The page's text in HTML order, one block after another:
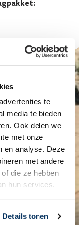
te
media te bieden
Ook delen we
met onze
en analyse. Deze
met andere
die ze hebben
hun services.
Details tonen